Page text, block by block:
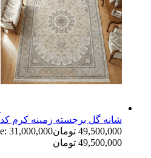
شانه گل برجسته زمینه کرم کد 55017
49,500,000 تومان
49,500,000 تومان